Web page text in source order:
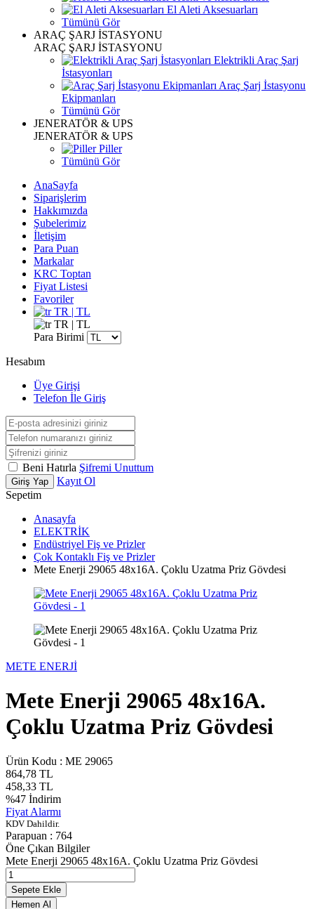
El Aleti Aksesuarları
Tümünü Gör
ARAÇ ŞARJ İSTASYONU
ARAÇ ŞARJ İSTASYONU
Elektrikli Araç Şarj
İstasyonları
Araç Şarj İstasyonu
Ekipmanları
Tümünü Gör
JENERATÖR & UPS
JENERATÖR & UPS
Piller
Tümünü Gör
AnaSayfa
Siparişlerim
Hakkımızda
Şubelerimiz
İletişim
Para Puan
Markalar
KRC Toptan
Fiyat Listesi
Favoriler
TR | TL
TR | TL
Para Birimi
Hesabım
Üye Girişi
Telefon İle Giriş
Beni Hatırla Şifremi Unuttum
Giriş Yap
Kayıt Ol
Sepetim
Anasayfa
ELEKTRİK
Endüstriyel Fiş ve Prizler
Çok Kontaklı Fiş ve Prizler
Mete Enerji 29065 48x16A. Çoklu Uzatma Priz Gövdesi
METE ENERJİ
Mete Enerji 29065 48x16A.
Çoklu Uzatma Priz Gövdesi
Ürün Kodu : ME 29065
864,78 TL
458,33 TL
%47 İndirim
Fiyat Alarmı
KDV Dahildir.
Parapuan : 764
Öne Çıkan Bilgiler
Mete Enerji 29065 48x16A. Çoklu Uzatma Priz Gövdesi
Sepete Ekle
Hemen Al